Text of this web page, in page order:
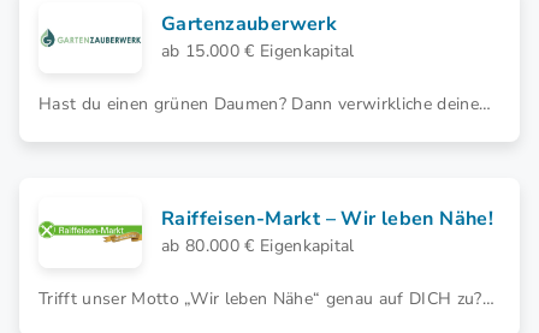
Gartenzauberwerk
ab 15.000 € Eigenkapital
Hast du einen grünen Daumen? Dann verwirkliche deinen
Raiffeisen-Markt – Wir leben Nähe!
ab 80.000 € Eigenkapital
Trifft unser Motto „Wir leben Nähe“ genau auf DICH zu?